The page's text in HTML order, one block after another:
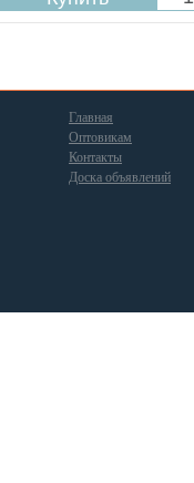
Главная
Оптовикам
Контакты
Доска объявлений